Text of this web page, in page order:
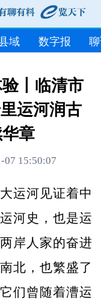
域 数字报
丨临清市
运河润古
章
15:50:07
运河见证着中
河史，也是运
岸人家的奋进
北，也繁盛了
们曾随着漕运